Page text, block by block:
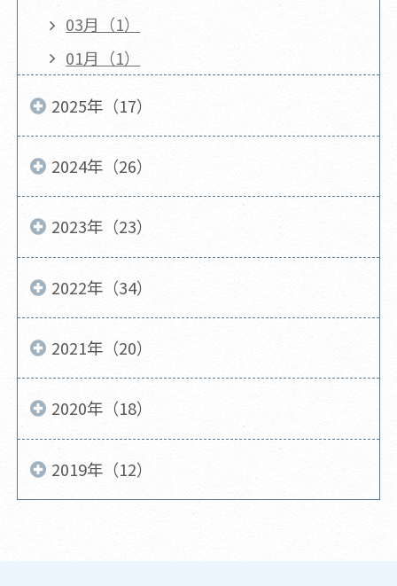
03月（1）
01月（1）
2025年（17）
2024年（26）
2023年（23）
2022年（34）
2021年（20）
2020年（18）
2019年（12）